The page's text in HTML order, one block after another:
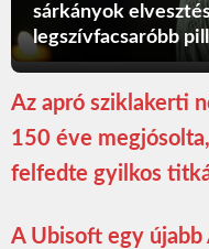
sárkányok
legszívfacsaróbb
Az apró sziklakerti
150 éve
felfedte gyilkos
A Ubisoft egy újabb